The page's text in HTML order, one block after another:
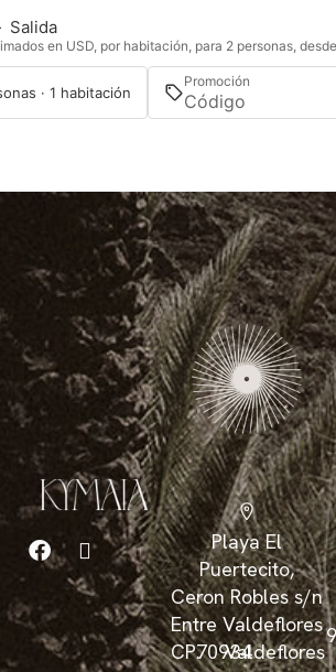
Salida
en USD, por habitación, para 2 personas,
· 1 habitación
Promoción
Playa El
Puertecito,
Ceron Robles s/n
Entre Valdeflores
CP.70934Valdeflores